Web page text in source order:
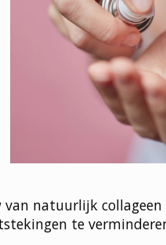
natuurlijk
te